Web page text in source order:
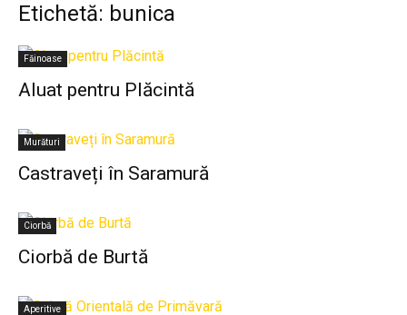
Etichetă: bunica
Făinoase
Aluat pentru Plăcintă
Murături
Castraveți în Saramură
Ciorbă
Ciorbă de Burtă
Aperitive